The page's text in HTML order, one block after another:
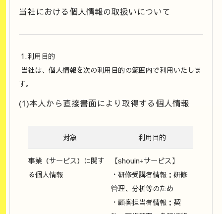
当社における個人情報の取扱いについて
1.利用目的
当社は、個人情報を次の利用目的の範囲内で利用いたしま
す。
(1)本人から直接書面により取得する個人情報
対象 利用目的
事業（サービス）に関す
る個人情報
【shouin+サービス】
・研修受講者情報：研修
管理、分析等のため
・顧客担当者情報：契